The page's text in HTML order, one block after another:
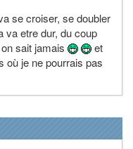
se croiser, se doubler
va etre dur, du coup
sait jamais
et
où je ne pourrais pas